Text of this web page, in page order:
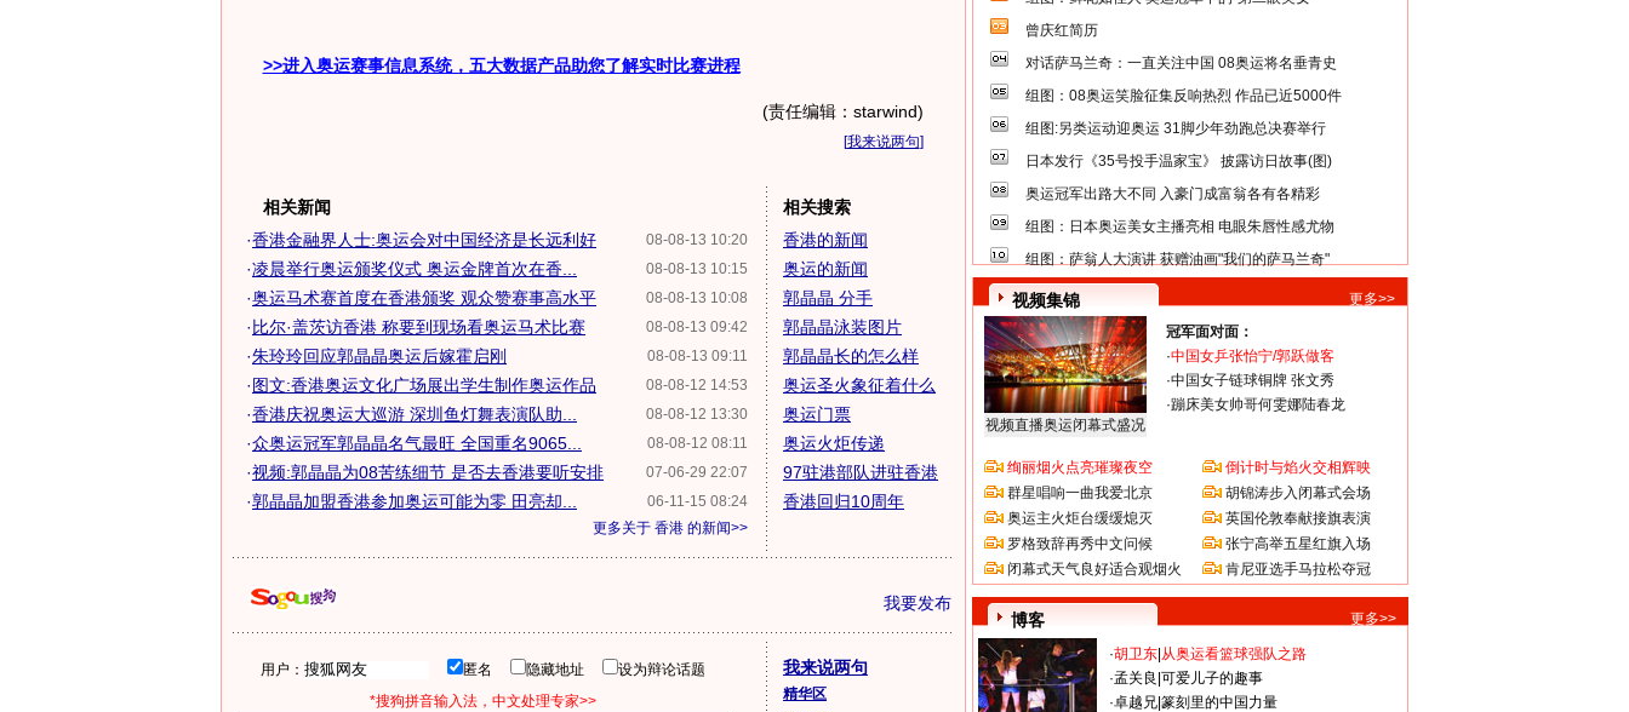
>>进入奥运赛事信息系统，五大数据产品助您了解实时比赛进程
(责任编辑：starwind)
[我来说两句]
相关新闻
08-08-13 10:20
·香港金融界人士:奥运会对中国经济是长远利好
08-08-13 10:15
·凌晨举行奥运颁奖仪式 奥运金牌首次在香...
08-08-13 10:08
·奥运马术赛首度在香港颁奖 观众赞赛事高水平
08-08-13 09:42
· 比尔·盖茨访香港 称要到现场看奥运马术比赛
08-08-13 09:11
·朱玲玲回应郭晶晶奥运后嫁霍启刚
08-08-12 14:53
·图文:香港奥运文化广场展出学生制作奥运作品
08-08-12 13:30
·香港庆祝奥运大巡游 深圳鱼灯舞表演队助...
08-08-12 08:11
·众奥运冠军郭晶晶名气最旺 全国重名9065...
07-06-29 22:07
·视频:郭晶晶为08苦练细节 是否去香港要听安排
06-11-15 08:24
·郭晶晶加盟香港参加奥运可能为零 田亮却...
更多关于 香港 的新闻>>
相关搜索
香港的新闻
奥运的新闻
郭晶晶 分手
郭晶晶泳装图片
郭晶晶长的怎么样
奥运圣火象征着什么
奥运门票
奥运火炬传递
97驻港部队进驻香港
香港回归10周年
我要发布
用户： 匿名 隐藏地址
设为辩论话题
*搜狗拼音输入法，中文处理专家>>
我来说两句
精华区
曾庆红简历
对话萨马兰奇：一直关注中国 08奥运将名垂青史
组图：08奥运笑脸征集反响热烈 作品已近5000件
组图:另类运动迎奥运 31脚少年劲跑总决赛举行
日本发行《35号投手温家宝》 披露访日故事(图)
奥运冠军出路大不同 入豪门成富翁各有各精彩
组图：日本奥运美女主播亮相 电眼朱唇性感尤物
组图：萨翁人大演讲 获赠油画"我们的萨马兰奇"
视频集锦 更多>>
视频直播奥运闭幕式盛况
冠军面对面：
·中国女乒张怡宁/郭跃做客
·中国女子链球铜牌 张文秀
·蹦床美女帅哥何雯娜陆春龙
绚丽烟火点亮璀璨夜空
群星唱响一曲我爱北京
奥运主火炬台缓缓熄灭
罗格致辞再秀中文问候
闭幕式天气良好适合观烟火
倒计时与焰火交相辉映
胡锦涛步入闭幕式会场
英国伦敦奉献接旗表演
张宁高举五星红旗入场
肯尼亚选手马拉松夺冠
博客 更多>>
·胡卫东 从奥运看篮球强队之路
·孟关良 可爱儿子的趣事
·卓越兄 篆刻里的中国力量